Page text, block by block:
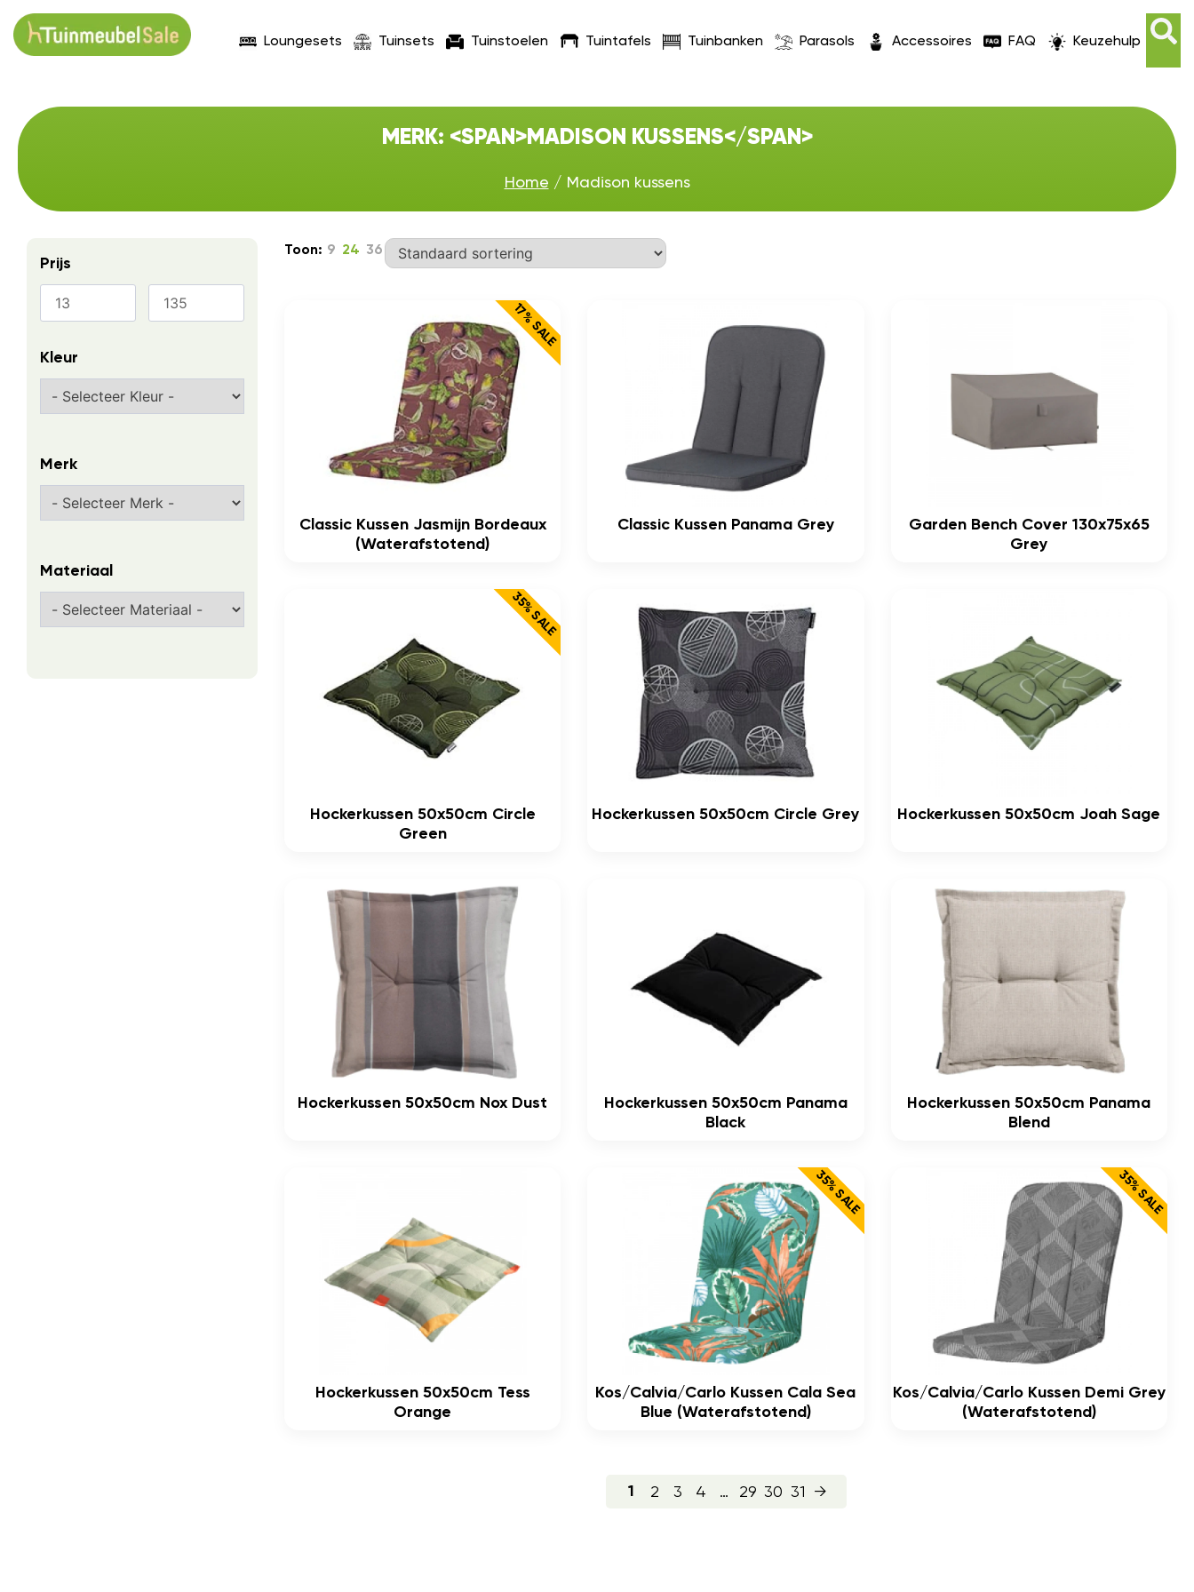
Loungesets Tuinsets Tuinstoelen Tuintafels Tuinbanken Parasols Accessoires FAQ Keuzehulp
MERK: <SPAN>MADISON KUSSENS</SPAN>
Home / Madison kussens
Prijs
Kleur
Merk
Materiaal
Toon: 9 24 36
17% SALE
Classic Kussen Jasmijn Bordeaux
(waterafstotend)
Classic Kussen Panama Grey
Garden Bench Cover 130x75x65
Grey
35% SALE
Hockerkussen 50x50cm Circle
Green
Hockerkussen 50x50cm Circle Grey Hockerkussen 50x50cm Joah Sage
Hockerkussen 50x50cm Nox Dust
Hockerkussen 50x50cm Panama
Black
Hockerkussen 50x50cm Panama
Blend
Hockerkussen 50x50cm Tess
Orange
35% SALE
Kos/calvia/carlo Kussen Cala Sea
Blue (waterafstotend)
35% SALE
Kos/calvia/carlo Kussen Demi Grey
(waterafstotend)
1 2 3 4 … 29 30 31 →